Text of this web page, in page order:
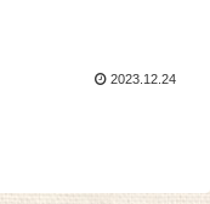
2023.12.24